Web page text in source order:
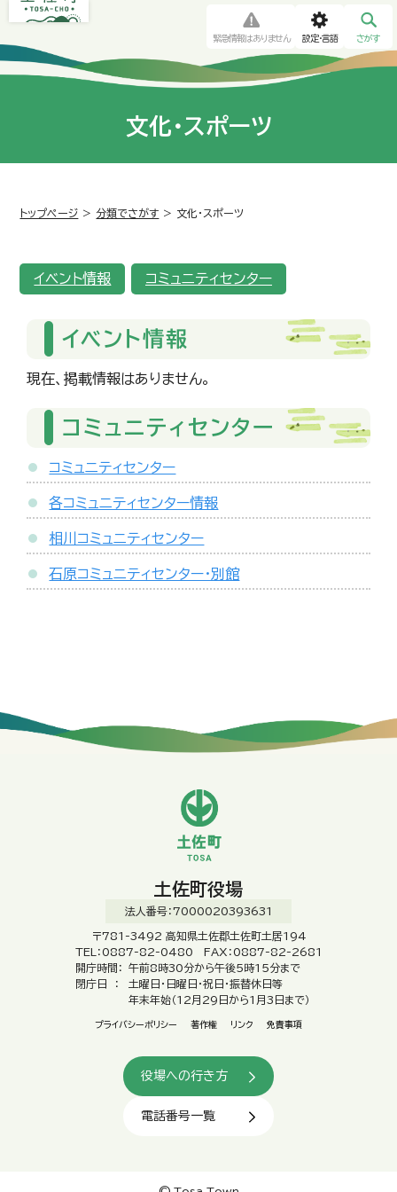
緊急情報はありません 設定・言語 さがす
文化・スポーツ
トップページ > 分類でさがす > 文化・スポーツ
イベント情報 コミュニティセンター
イベント情報
現在、掲載情報はありません。
コミュニティセンター
コミュニティセンター
各コミュニティセンター情報
相川コミュニティセンター
石原コミュニティセンター・別館
土佐町役場
法人番号：7000020393631
〒781-3492 高知県土佐郡土佐町土居194
TEL：0887-82-0480 FAX：0887-82-2681
開庁時間：
午前8時30分から午後5時15分まで
閉庁日 ：
土曜日・日曜日・祝日・振替休日等
年末年始（12月29日から1月3日まで）
プライバシーポリシー 著作権 リンク 免責事項
役場への行き方
電話番号一覧